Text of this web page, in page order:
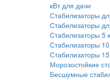
кВт для дачи
Стабилизаторы
Стабилизаторы
Стабилизаторы 5
Стабилизаторы
Стабилизаторы
Морозостойкие
Бесшумные